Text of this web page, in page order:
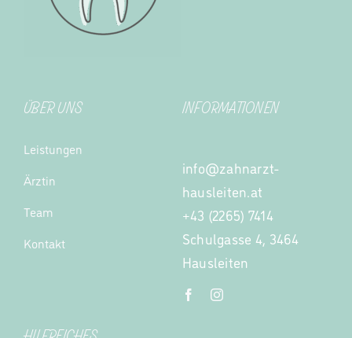
ÜBER UNS
Leistungen
Ärztin
Team
Kontakt
INFORMATIONEN
info@zahnarzt-
hausleiten.at
+43 (2265) 7414
Schulgasse 4, 3464
Hausleiten